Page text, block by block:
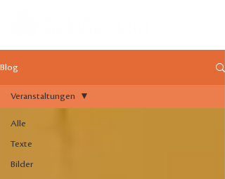
Blog
Alle
Texte
Bilder
Veranstaltungen